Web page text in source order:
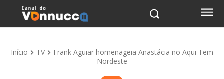
Início TV
Frank Aguiar homenageia Anastácia no Aqui Tem
Nordeste